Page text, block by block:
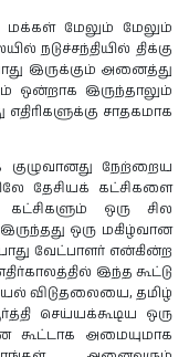
மக்கள் மேலும் மேலும்
நடுச்சந்தியில் திக்கு
இருக்கும் அனைத்து
ஒன்றாக இருந்தாலும்
சாதகமாக
குழுவானது நேற்றைய
தேசியக் கட்சிகளை
ஒரு சில
ஒரு மகிழ்வான
வேட்பாளர் என்கின்ற
இந்த கூட்டு
விடுதலையை, தமிழ்
செய்யக்கூடிய ஒரு
அமையுமாக